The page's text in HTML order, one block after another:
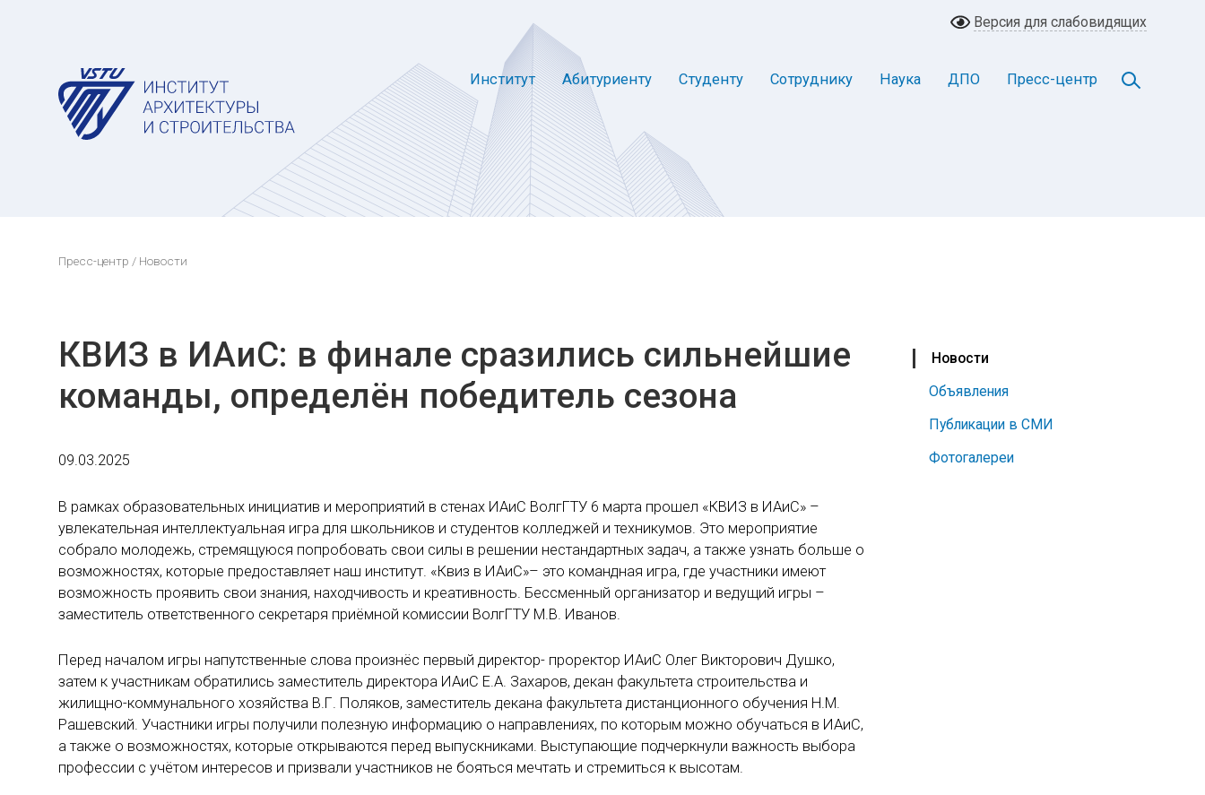
Версия для слабовидящих
Институт Абитуриенту Студенту Сотруднику Наука ДПО Пресс-центр
Пресс-центр / Новости
Новости
Объявления
Публикации в СМИ
Фотогалереи
КВИЗ в ИАиС: в финале сразились сильнейшие
команды, определён победитель сезона
09.03.2025
В рамках образовательных инициатив и мероприятий в стенах ИАиС ВолгГТУ 6 марта прошел «КВИЗ в ИАиС» –
увлекательная интеллектуальная игра для школьников и студентов колледжей и техникумов. Это мероприятие
собрало молодежь, стремящуюся попробовать свои силы в решении нестандартных задач, а также узнать больше о
возможностях, которые предоставляет наш институт. «Квиз в ИАиС»– это командная игра, где участники имеют
возможность проявить свои знания, находчивость и креативность. Бессменный организатор и ведущий игры –
заместитель ответственного секретаря приёмной комиссии ВолгГТУ М.В. Иванов.
Перед началом игры напутственные слова произнёс первый директор- проректор ИАиС Олег Викторович Душко,
затем к участникам обратились заместитель директора ИАиС Е.А. Захаров, декан факультета строительства и
жилищно-коммунального хозяйства В.Г. Поляков, заместитель декана факультета дистанционного обучения Н.М.
Рашевский. Участники игры получили полезную информацию о направлениях, по которым можно обучаться в ИАиС,
а также о возможностях, которые открываются перед выпускниками. Выступающие подчеркнули важность выбора
профессии с учётом интересов и призвали участников не бояться мечтать и стремиться к высотам.